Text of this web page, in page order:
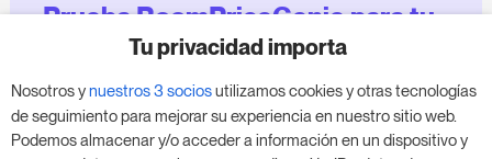
Prueba RoomPriceGenie para tu
negocio
Aprovecha nuestra prueba de 14 días y mejora tu
negocio, sin compromiso.
Tu privacidad importa
Nosotros ynuestros 3 sociosutilizamos cookies y otras tecnologías
de seguimiento para mejorar su experiencia en nuestro sitio web.
Podemos almacenar y/o acceder a información en un dispositivo y